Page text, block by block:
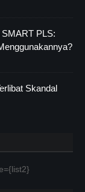
PLS:
Skandal